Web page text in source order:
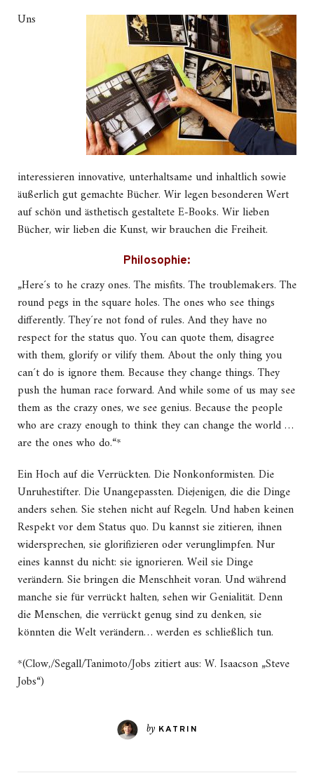
Uns
interessieren innovative, unterhaltsame und inhaltlich sowie
äußerlich gut gemachte Bücher. Wir legen besonderen Wert
auf schön und ästhetisch gestaltete E-Books. Wir lieben
Bücher, wir lieben die Kunst, wir brauchen die Freiheit.
Philosophie:
„Here´s to he crazy ones. The misfits. The troublemakers. The
round pegs in the square holes. The ones who see things
differently. They´re not fond of rules. And they have no
respect for the status quo. You can quote them, disagree
with them, glorify or vilify them. About the only thing you
can´t do is ignore them. Because they change things. They
push the human race forward. And while some of us may see
them as the crazy ones, we see genius. Because the people
who are crazy enough to think they can change the world …
are the ones who do.“*
Ein Hoch auf die Verrückten. Die Nonkonformisten. Die
Unruhestifter. Die Unangepassten. Diejenigen, die die Dinge
anders sehen. Sie stehen nicht auf Regeln. Und haben keinen
Respekt vor dem Status quo. Du kannst sie zitieren, ihnen
widersprechen, sie glorifizieren oder verunglimpfen. Nur
eines kannst du nicht: sie ignorieren. Weil sie Dinge
verändern. Sie bringen die Menschheit voran. Und während
manche sie für verrückt halten, sehen wir Genialität. Denn
die Menschen, die verrückt genug sind zu denken, sie
könnten die Welt verändern… werden es schließlich tun.
*(Clow,/Segall/Tanimoto/Jobs zitiert aus: W. Isaacson „Steve
Jobs“)
by KATRIN